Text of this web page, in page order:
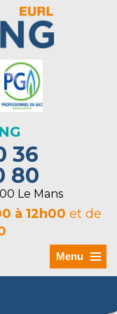
36
80
Le Mans
à 12h00 et de
Menu